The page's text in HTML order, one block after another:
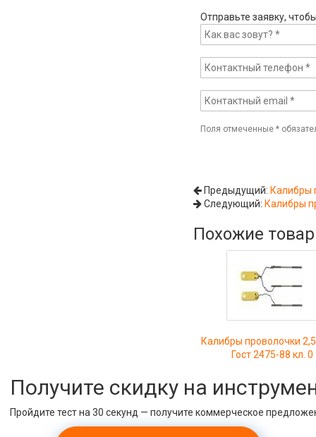
Отправьте заявку,
Поля отмеченные*
Предыдущий: Калибры
Следующий: Калибры
Похожие
Калибры проволочки
Гост 2475-88 кл. 0
Получите скидку на
Пройдите тест на 30 секунд — получите коммерческое